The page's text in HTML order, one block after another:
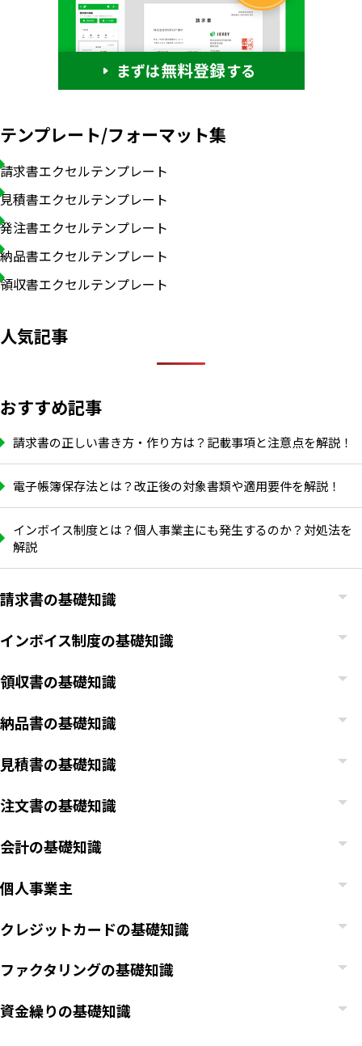
テンプレート/フォーマット集
請求書エクセルテンプレート
見積書エクセルテンプレート
発注書エクセルテンプレート
納品書エクセルテンプレート
領収書エクセルテンプレート
人気記事
おすすめ記事
請求書の正しい書き方・作り方は？記載事項と注意点を解説！
電子帳簿保存法とは？改正後の対象書類や適用要件を解説！
インボイス制度とは？個人事業主にも発生するのか？対処法を
解説
請求書の基礎知識
インボイス制度の基礎知識
領収書の基礎知識
納品書の基礎知識
見積書の基礎知識
注文書の基礎知識
会計の基礎知識
個人事業主
クレジットカードの基礎知識
ファクタリングの基礎知識
資金繰りの基礎知識